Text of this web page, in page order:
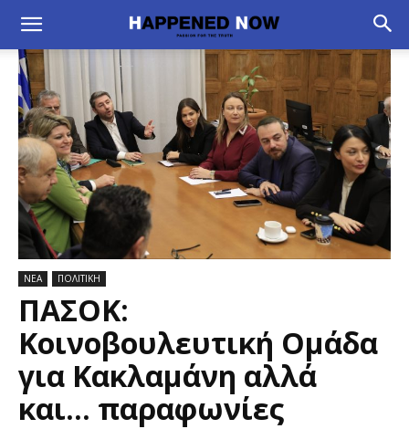
ΝΕΑ ΠΟΛΙΤΙΚΗ
ΠΑΣΟΚ:
Κοινοβουλευτική Ομάδα
για Κακλαμάνη αλλά
και… παραφωνίες